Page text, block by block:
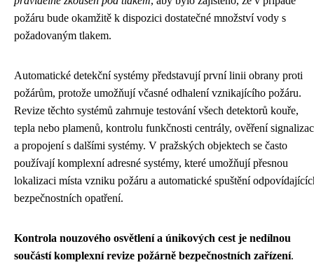
požáru bude okamžitě k dispozici dostatečné množství vody s
požadovaným tlakem.
Automatické detekční systémy představují první linii obrany proti
požárům, protože umožňují včasné odhalení vznikajícího požáru.
Revize těchto systémů zahrnuje testování všech detektorů kouře,
tepla nebo plamenů, kontrolu funkčnosti centrály, ověření
a propojení s dalšími systémy. V pražských objektech se často
používají komplexní adresné systémy, které umožňují přesnou
lokalizaci místa vzniku požáru a automatické spuštění
bezpečnostních opatření.
Kontrola nouzového osvětlení a únikových cest je nedílnou
součástí komplexní revize požárně bezpečnostních zařízení.